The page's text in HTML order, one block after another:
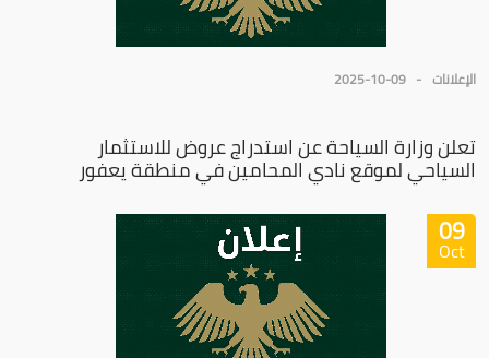
الإعلانات 2025-10-09
تعلن وزارة السياحة عن استدراج عروض للاستثمار
السياحي لموقع نادي المحامين في منطقة يعفور
09
Oct